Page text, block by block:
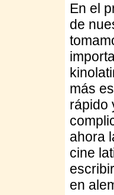
En el
de
más
rápido
ahora
cine
en